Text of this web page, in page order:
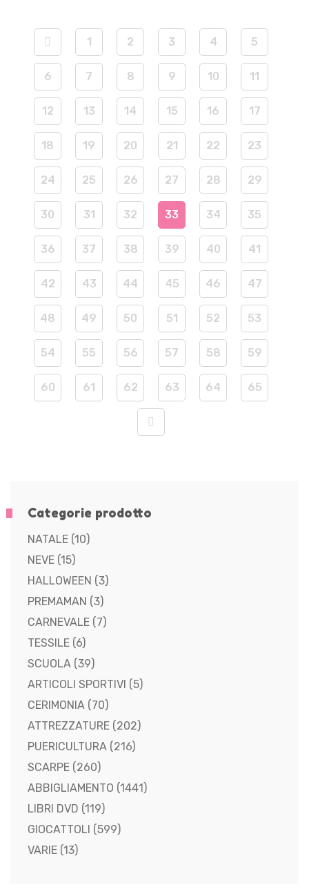
1 2 3 4 5
6 7 8 9 10 11
12 13 14 15 16 17
18 19 20 21 22 23
24 25 26 27 28 29
30 31 32 33 34 35
36 37 38 39 40 41
42 43 44 45 46 47
48 49 50 51 52 53
54 55 56 57 58 59
60 61 62 63 64 65
Categorie prodotto
NATALE (10)
NEVE (15)
HALLOWEEN (3)
PREMAMAN (3)
CARNEVALE (7)
TESSILE (6)
SCUOLA (39)
ARTICOLI SPORTIVI (5)
CERIMONIA (70)
ATTREZZATURE (202)
PUERICULTURA (216)
SCARPE (260)
ABBIGLIAMENTO (1441)
LIBRI DVD (119)
GIOCATTOLI (599)
VARIE (13)